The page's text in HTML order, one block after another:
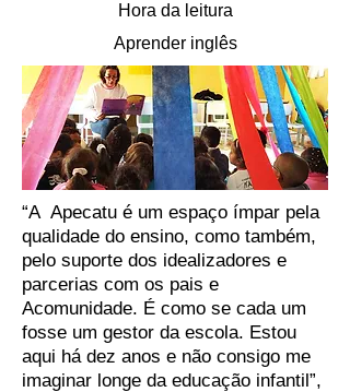
Hora da leitura
Aprender inglês
“A Apecatu é um espaço ímpar pela
qualidade do ensino, como também,
pelo suporte dos idealizadores e
parcerias com os pais e
Acomunidade. É como se cada um
fosse um gestor da escola. Estou
aqui há dez anos e não consigo me
imaginar longe da educação infantil”,